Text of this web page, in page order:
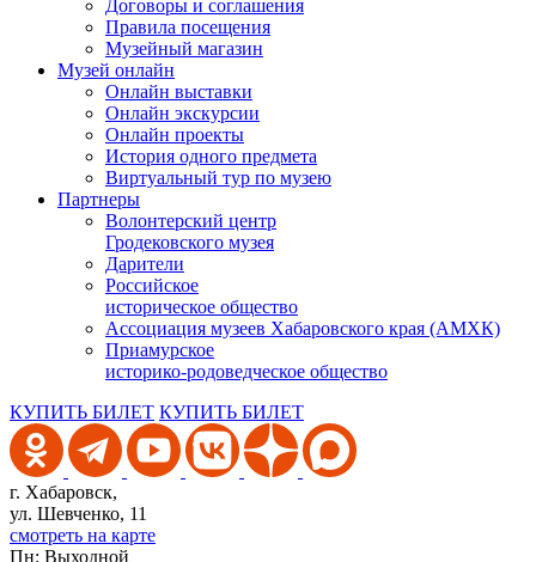
Договоры и соглашения
Правила посещения
Музейный магазин
Музей онлайн
Онлайн выставки
Онлайн экскурсии
Онлайн проекты
История одного предмета
Виртуальный тур по музею
Партнеры
Волонтерский центр
Гродековского музея
Дарители
Российское
историческое общество
Ассоциация музеев Хабаровского края (АМХК)
Приамурское
историко-родоведческое общество
КУПИТЬ БИЛЕТ КУПИТЬ БИЛЕТ
г. Хабаровск,
ул. Шевченко, 11
смотреть на карте
Пн: Выходной